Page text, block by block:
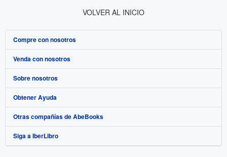
VOLVER AL INICIO
Compre con nosotros
Búsqueda avanzada
Colecciones
Mi cuenta
Mis pedidos
Ver carrito
Venda con nosotros
Comenzar a vender
Únase a nuestro programa de afiliados
Recomiende un vendedor
Sobre nosotros
Sobre IberLibro
Medios
Empleo
Obtener Ayuda
Preguntas frecuentes y guías
Atención al Cliente
Otras compañías de AbeBooks
AbeBooks.com
Siga a IberLibro